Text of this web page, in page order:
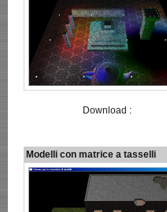
Download :
Modelli con matrice a tasselli